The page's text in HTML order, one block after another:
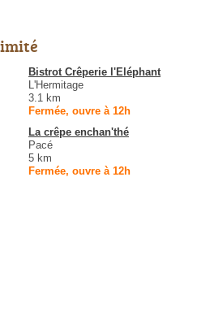
Bistrot Crêperie l'Eléphant
L'Hermitage
3.1 km
Fermée, ouvre à 12h
La crêpe enchan'thé
Pacé
5 km
Fermée, ouvre à 12h